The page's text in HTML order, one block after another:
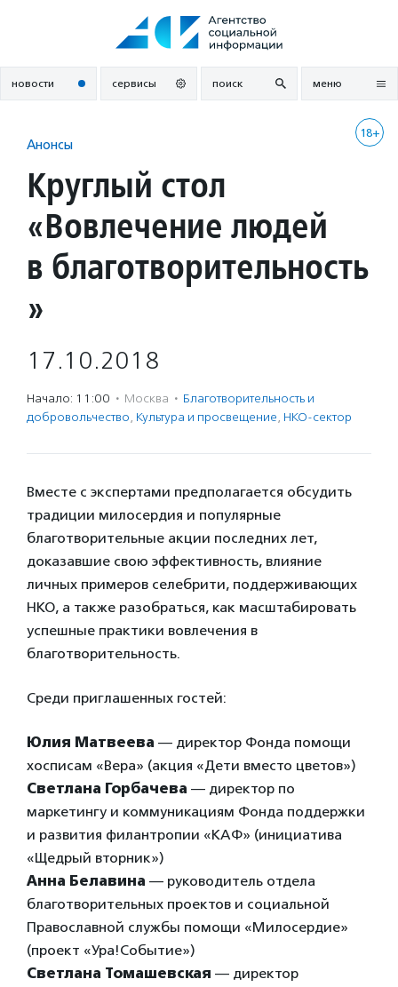
новости сервисы поиск меню
18+
Анонсы
Круглый стол
«Вовлечение людей
в благотворительность
»
17.10.2018
Начало: 11:00 · Москва · Благотвори­тель­ность и
доброволь­чест­во, Культура и просвещение, НКО-сектор
Вместе с экспертами предполагается обсудить
традиции милосердия и популярные
благотворительные акции последних лет,
доказавшие свою эффективность, влияние
личных примеров селебрити, поддерживающих
НКО, а также разобраться, как масштабировать
успешные практики вовлечения в
благотворительность.
Среди приглашенных гостей:
Юлия Матвеева — директор Фонда помощи
хосписам «Вера» (акция «Дети вместо цветов»)
Светлана Горбачева — директор по
маркетингу и коммуникациям Фонда поддержки
и развития филантропии «КАФ» (инициатива
«Щедрый вторник»)
Анна Белавина — руководитель отдела
благотворительных проектов и социальной
Православной службы помощи «Милосердие»
(проект «Ура!Событие»)
Светлана Томашевская — директор